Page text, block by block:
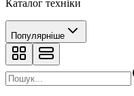
Каталог техніки
Популярніше